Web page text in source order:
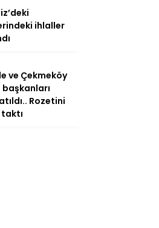
ihlaller
ve Çekmeköy
Rozetini